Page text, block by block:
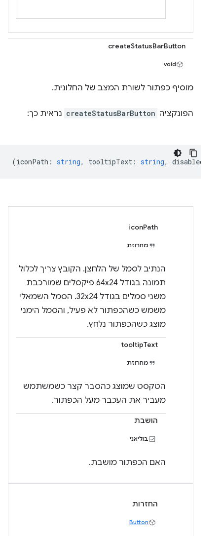
createStatusBarButton
void
מוסיף כפתור לשורת המצב של החלונית.
הפונקציה createStatusBarButton נראית כך:
(iconPath : string, tooltipText : string, disabled
iconPath
מחרוזת
הנתיב לסמל של הלחצן. הקובץ צריך לכלול
תמונה בגודל 64x24 פיקסלים שמורכבת
משני סמלים בגודל 32x24. הסמל השמאלי
משמש כשהכפתור לא פעיל, והסמל הימני
מוצג כשהכפתור נלחץ.
tooltipText
מחרוזת
הטקסט שמוצג כהסבר קצר כשמשתמש
מעביר את העכבר מעל הכפתור.
הושבת
בוליאני
האם הכפתור מושבת.
החזרות
Button